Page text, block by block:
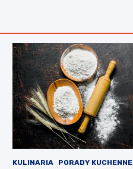
KULINARIA PORADY KUCHENNE